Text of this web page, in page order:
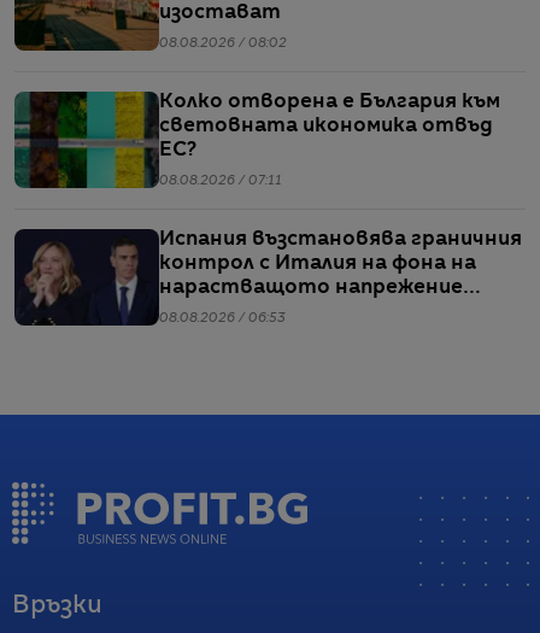
изостават
08.08.2026 / 08:02
Колко отворена е България към
световната икономика отвъд
ЕС?
08.08.2026 / 07:11
Испания възстановява граничния
контрол с Италия на фона на
нарастващото напрежение
заради мигрантите
08.08.2026 / 06:53
Връзки